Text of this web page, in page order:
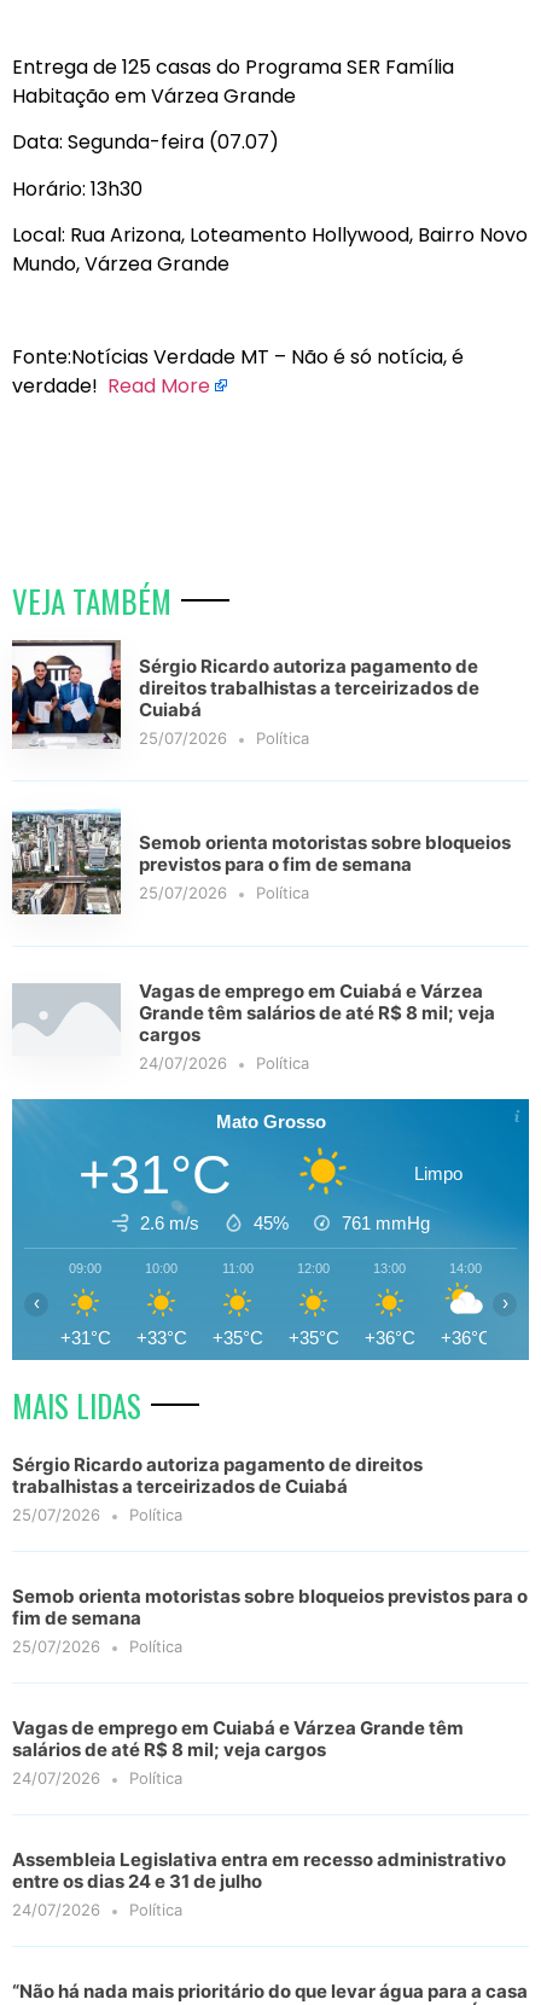
Entrega de 125 casas do Programa SER Família
Habitação em Várzea Grande
Data: Segunda-feira (07.07)
Horário: 13h30
Local: Rua Arizona, Loteamento Hollywood, Bairro Novo
Mundo, Várzea Grande
Fonte:Notícias Verdade MT – Não é só notícia, é
verdade! Read More
VEJA TAMBÉM
Sérgio Ricardo autoriza pagamento de
direitos trabalhistas a terceirizados de
Cuiabá
25/07/2026 Política
Semob orienta motoristas sobre bloqueios
previstos para o fim de semana
25/07/2026 Política
Vagas de emprego em Cuiabá e Várzea
Grande têm salários de até R$ 8 mil; veja
cargos
24/07/2026 Política
Mato Grosso
+31°C Limpo
2.6 m/s 45% 761 mmHg
09:00
+31°C
10:00
+33°C
11:00
+35°C
12:00
+35°C
13:00
+36°C
14:00
+36°C
‹ ›
MAIS LIDAS
Sérgio Ricardo autoriza pagamento de direitos
trabalhistas a terceirizados de Cuiabá
25/07/2026 Política
Semob orienta motoristas sobre bloqueios previstos para o
fim de semana
25/07/2026 Política
Vagas de emprego em Cuiabá e Várzea Grande têm
salários de até R$ 8 mil; veja cargos
24/07/2026 Política
Assembleia Legislativa entra em recesso administrativo
entre os dias 24 e 31 de julho
24/07/2026 Política
“Não há nada mais prioritário do que levar água para a casa